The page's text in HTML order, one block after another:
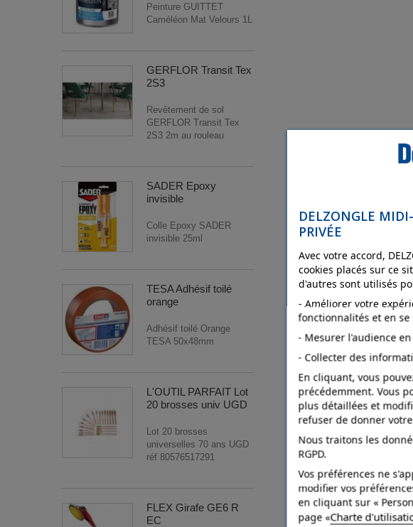
Peinture GUITTET
Caméléon Mat Velours 1L
GERFLOR Transit Tex
2S3
Revêtement de sol
GERFLOR Transit Tex
2S3 2m au rouleau
SADER Epoxy
invisible
Colle Epoxy SADER
invisible 25ml
TESA Adhésif toilé
orange
Adhésif toilé Orange
TESA 50x48mm
L'OUTIL PARFAIT Lot
20 brosses univ UGD
Lot 20 brosses
universelles 70 ans UGD
réf 80576517291
FLEX Girafe GE6 R
EC
DELZONGLE
PRIVÉE
Avec votre accord,
cookies placés sur ce
d'autres sont utilisés
- Améliorer votre
fonctionnalités et en se
- Mesurer l'audience
- Collecter des
En cliquant, vous
précédemment. Vous
plus détaillées et
refuser de donner
Nous traitons les
RGPD.
Vos préférences ne
modifier vos
en cliquant sur «
page «Charte